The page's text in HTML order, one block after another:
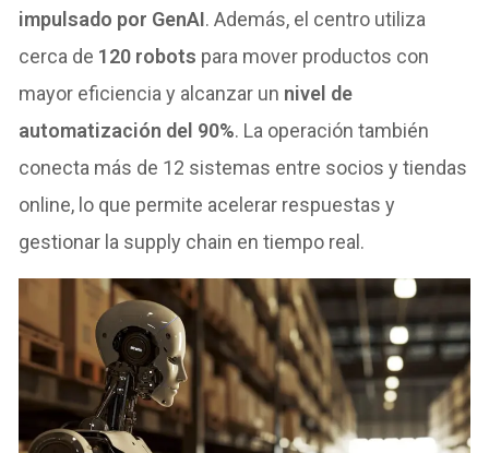
impulsado por GenAI. Además, el centro utiliza
cerca de 120 robots para mover productos con
mayor eficiencia y alcanzar un nivel de
automatización del 90%. La operación también
conecta más de 12 sistemas entre socios y tiendas
online, lo que permite acelerar respuestas y
gestionar la supply chain en tiempo real.